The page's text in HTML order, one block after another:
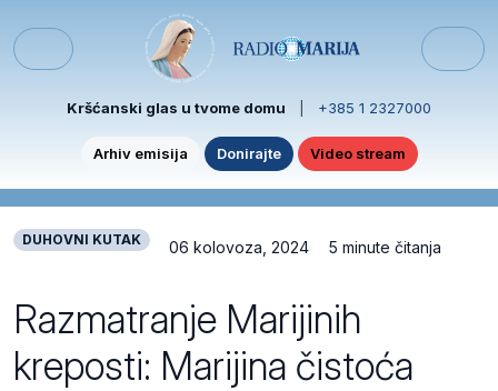
Menu
Kršćanski glas u tvome domu +385 1 2327000
Arhiv emisija Donirajte Video stream
DUHOVNI KUTAK 06 kolovoza, 2024 5 minute čitanja
Razmatranje Marijinih
kreposti: Marijina čistoća